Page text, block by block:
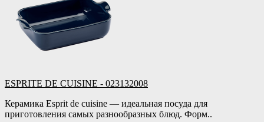
ESPRITE DE CUISINE - 023132008
Керамика Esprit de cuisine — идеальная посуда для
приготовления самых разнообразных блюд. Форм..